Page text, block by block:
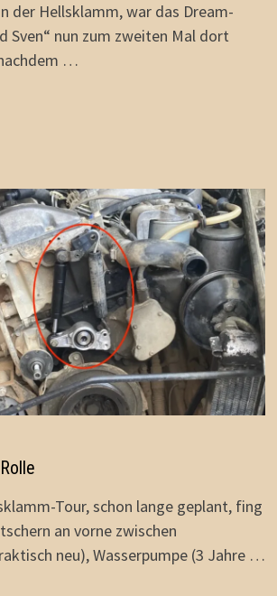
der Hellsklamm, war das Dream-
Sven“ nun zum zweiten Mal dort
…
Tour, schon lange geplant, fing
an vorne zwischen
neu), Wasserpumpe (3 Jahre …